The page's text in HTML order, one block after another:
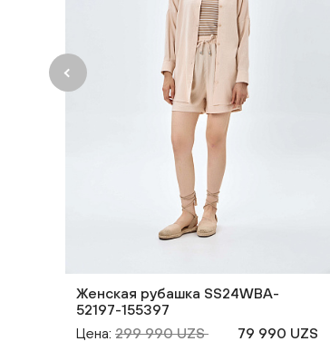
Женская рубашка SS24WBA-
52197-155397
Цена: 299 990 UZS 79 990 UZS